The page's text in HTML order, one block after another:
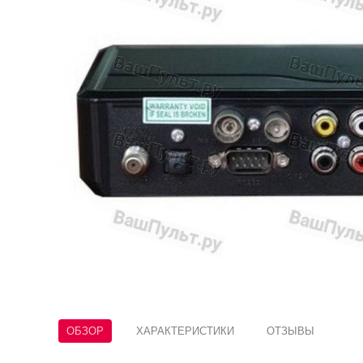
ОБЗОР ХАРАКТЕРИСТИКИ ОТЗЫВЫ